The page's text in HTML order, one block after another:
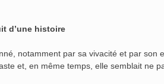
d’une histoire
notamment par sa vivacité et par son
et, en même temps, elle semblait ne